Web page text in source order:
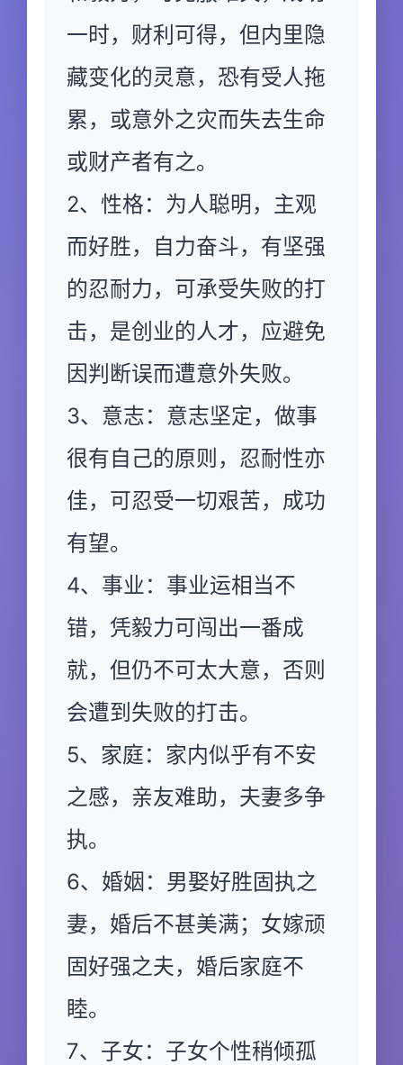
一时，财利可得，但内里隐
藏变化的灵意，恐有受人拖
累，或意外之灾而失去生命
或财产者有之。
2、性格：为人聪明，主观
而好胜，自力奋斗，有坚强
的忍耐力，可承受失败的打
击，是创业的人才，应避免
因判断误而遭意外失败。
3、意志：意志坚定，做事
很有自己的原则，忍耐性亦
佳，可忍受一切艰苦，成功
有望。
4、事业：事业运相当不
错，凭毅力可闯出一番成
就，但仍不可太大意，否则
会遭到失败的打击。
5、家庭：家内似乎有不安
之感，亲友难助，夫妻多争
执。
6、婚姻：男娶好胜固执之
妻，婚后不甚美满；女嫁顽
固好强之夫，婚后家庭不
睦。
7、子女：子女个性稍倾孤